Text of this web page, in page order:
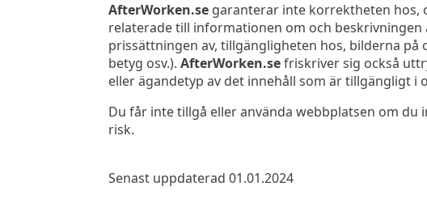
AfterWorken.se garanterar inte korrektheten hos,
relaterade till informationen om och
prissättningen av, tillgängligheten hos, bilderna
betyg osv.).AfterWorken.sefriskriver sig också
eller ägandetyp av det innehåll som är tillgängligt i
Du får inte tillgå eller använda webbplatsen om
risk.
Senast uppdaterad 01.01.2024